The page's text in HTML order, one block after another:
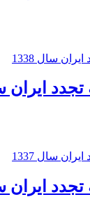
ایران سال
ایران سال